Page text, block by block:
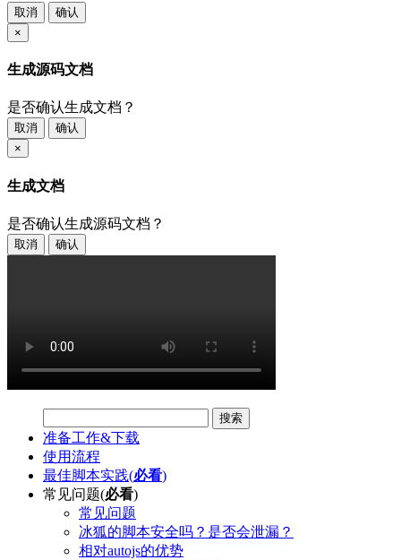
取消
确认
×
生成源码文档
是否确认生成文档？
取消
确认
×
生成文档
是否确认生成源码文档？
取消 确认
搜索
准备工作&下载
使用流程
最佳脚本实践(必看)
常见问题(必看)
常见问题
冰狐的脚本安全吗？是否会泄漏？
相对autojs的优势